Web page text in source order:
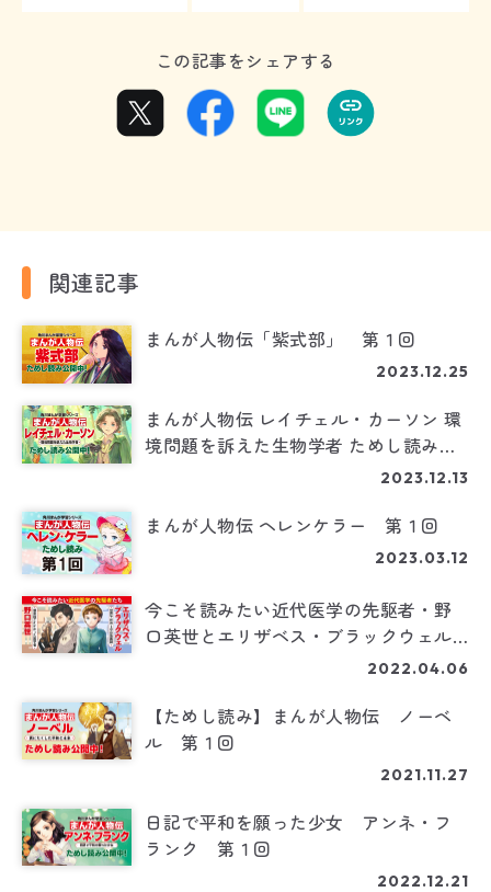
この記事をシェアする
関連記事
まんが人物伝「紫式部」 第１回
2023.12.25
まんが人物伝 レイチェル・カーソン 環
境問題を訴えた生物学者 ためし読み公
2023.12.13
まんが人物伝 ヘレンケラー 第１回
2023.03.12
今こそ読みたい近代医学の先駆者・野
口英世とエリザベス・ブラックウェル
2022.04.06
【ためし読み】まんが人物伝 ノーベ
ル 第１回
2021.11.27
日記で平和を願った少女 アンネ・フ
ランク 第１回
2022.12.21